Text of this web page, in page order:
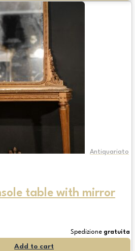
Antiquariato
table with mirror
Spedizione gratuita
Add to cart